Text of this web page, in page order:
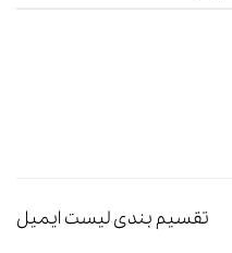
تقسیم بندی لیست ایمیل